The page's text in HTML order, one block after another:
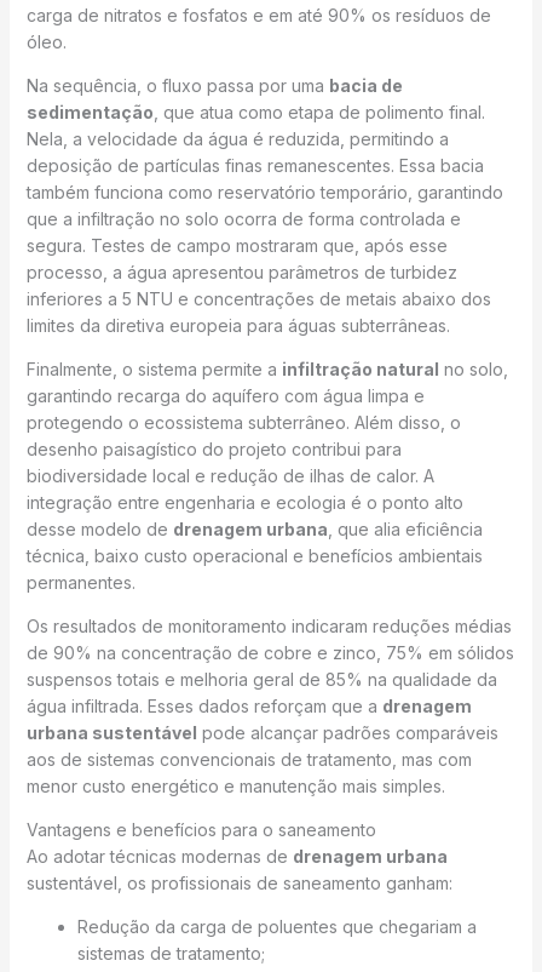
carga de nitratos e fosfatos e em até 90% os resíduos de
óleo.
Na sequência, o fluxo passa por uma bacia de
sedimentação , que atua como etapa de polimento final.
Nela, a velocidade da água é reduzida, permitindo a
deposição de partículas finas remanescentes. Essa bacia
também funciona como reservatório temporário, garantindo
que a infiltração no solo ocorra de forma controlada e
segura. Testes de campo mostraram que, após esse
processo, a água apresentou parâmetros de turbidez
inferiores a 5 NTU e concentrações de metais abaixo dos
limites da diretiva europeia para águas subterrâneas.
Finalmente, o sistema permite a infiltração natural no solo,
garantindo recarga do aquífero com água limpa e
protegendo o ecossistema subterrâneo. Além disso, o
desenho paisagístico do projeto contribui para
biodiversidade local e redução de ilhas de calor. A
integração entre engenharia e ecologia é o ponto alto
desse modelo de drenagem urbana , que alia eficiência
técnica, baixo custo operacional e benefícios ambientais
permanentes.
Os resultados de monitoramento indicaram reduções médias
de 90% na concentração de cobre e zinco, 75% em sólidos
suspensos totais e melhoria geral de 85% na qualidade da
água infiltrada. Esses dados reforçam que a drenagem
urbana sustentável pode alcançar padrões comparáveis
aos de sistemas convencionais de tratamento, mas com
menor custo energético e manutenção mais simples.
Vantagens e benefícios para o saneamento
Ao adotar técnicas modernas de drenagem urbana
sustentável, os profissionais de saneamento ganham:
Redução da carga de poluentes que chegariam a
sistemas de tratamento;